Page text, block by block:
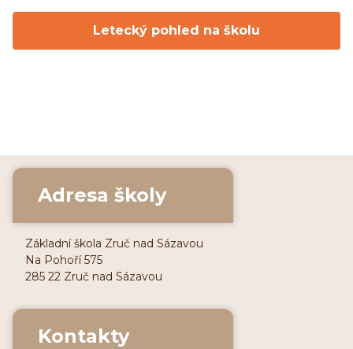
Letecký pohled na školu
Adresa školy
Základní škola Zruč nad Sázavou
Na Pohoří 575
285 22 Zruč nad Sázavou
Kontakty